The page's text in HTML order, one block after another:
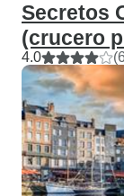
Secretos
(crucero
4.0